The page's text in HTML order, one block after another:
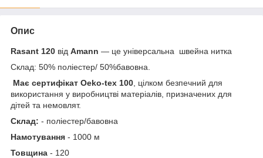
Опис
Rasant 120 від Amann — це універсальна швейна нитка
Склад: 50% поліестер/ 50%бавовна.
Має сертифікат Oeko-tex 100 , цілком безпечний для
використання у виробництві матеріалів, призначених для
дітей та немовлят.
Склад: - поліестер/бавовна
Намотування - 1000 м
Товщина - 120